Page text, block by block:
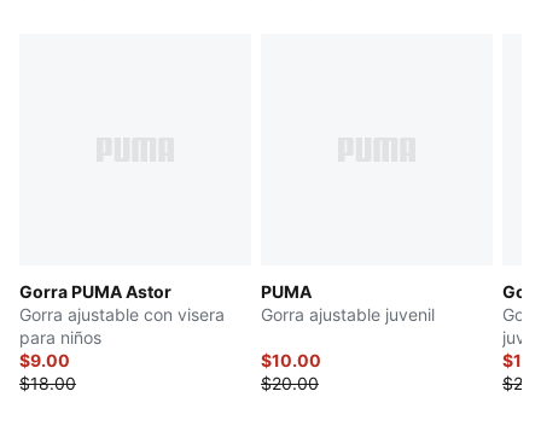
Gorra PUMA Astor
Gorra ajustable con visera
para niños
$9.00
$18.00
PUMA
Gorra ajustable juvenil
$10.00
$20.00